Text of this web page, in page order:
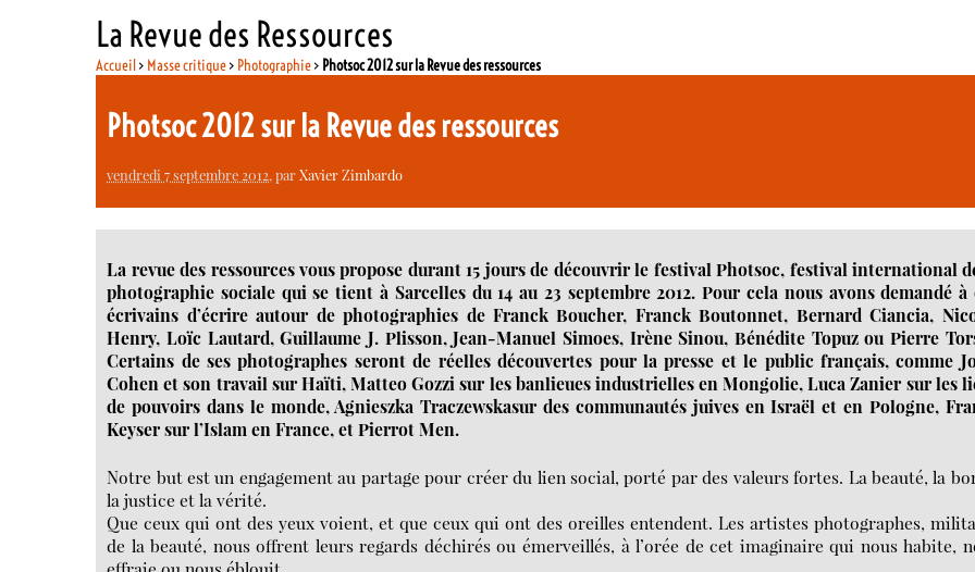
La Revue des Ressources
Accueil> Masse critique> Photographie> Photsoc 2012 sur la Revue des ressources
Photsoc 2012 sur la Revue des ressources
vendredi 7 septembre 2012, parXavier Zimbardo
La revue des ressources vous propose durant 15 jours de découvrir le festival Photsoc, festival international
photographie sociale qui se tient à Sarcelles du 14 au 23 septembre 2012. Pour cela nous avons demandé à
écrivains d’écrire autour de photographies de Franck Boucher, Franck Boutonnet, Bernard Ciancia,
Henry, Loïc Lautard, Guillaume J. Plisson, Jean-Manuel Simoes, Irène Sinou, Bénédite Topuz ou Pierre
Certains de ses photographes seront de réelles découvertes pour la presse et le public français, comme
Cohen et son travail sur Haïti, Matteo Gozzi sur les banlieues industrielles en Mongolie, Luca Zanier sur les
de pouvoirs dans le monde, Agnieszka Traczewskasur des communautés juives en Israël et en Pologne,
Keyser sur l’Islam en France, et Pierrot Men.
Notre but est un engagement au partage pour créer du lien social, porté par des valeurs fortes. La beauté, la
la justice et la vérité.
Que ceux qui ont des yeux voient, et que ceux qui ont des oreilles entendent. Les artistes photographes,
de la beauté, nous offrent leurs regards déchirés ou émerveillés, à l’orée de cet imaginaire qui nous habite,